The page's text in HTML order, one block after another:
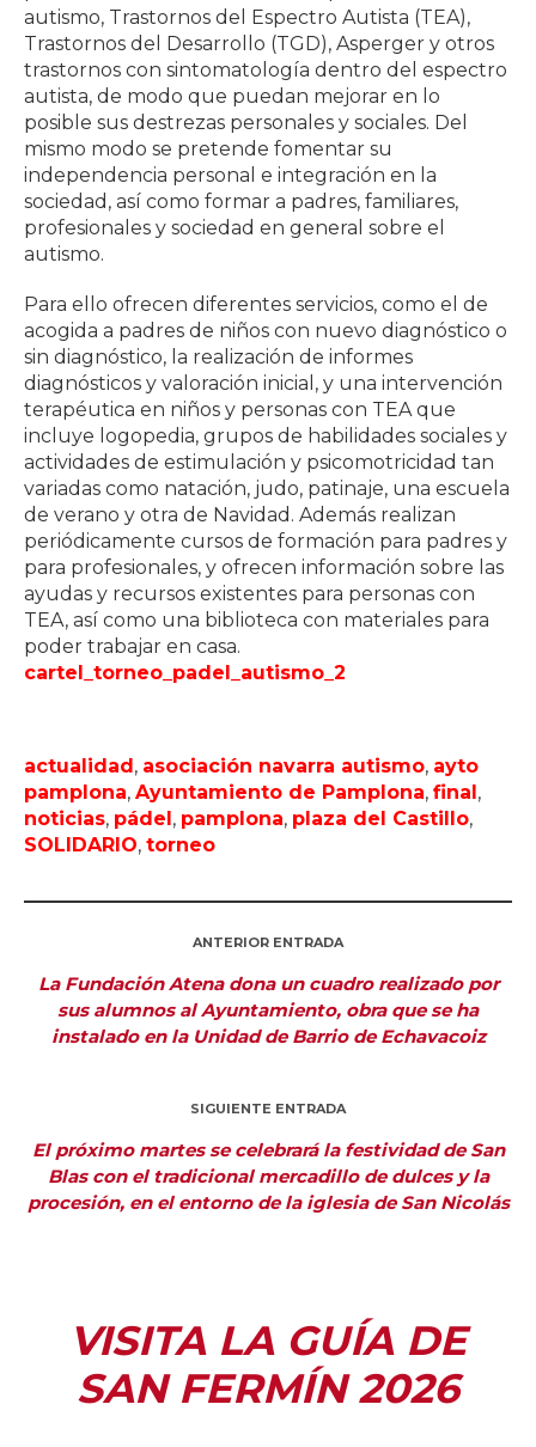
autismo, Trastornos del Espectro Autista (TEA),
Trastornos del Desarrollo (TGD), Asperger y otros
trastornos con sintomatología dentro del espectro
autista, de modo que puedan mejorar en lo
posible sus destrezas personales y sociales. Del
mismo modo se pretende fomentar su
independencia personal e integración en la
sociedad, así como formar a padres, familiares,
profesionales y sociedad en general sobre el
autismo.
Para ello ofrecen diferentes servicios, como el de
acogida a padres de niños con nuevo diagnóstico o
sin diagnóstico, la realización de informes
diagnósticos y valoración inicial, y una intervención
terapéutica en niños y personas con TEA que
incluye logopedia, grupos de habilidades sociales y
actividades de estimulación y psicomotricidad tan
variadas como natación, judo, patinaje, una escuela
de verano y otra de Navidad. Además realizan
periódicamente cursos de formación para padres y
para profesionales, y ofrecen información sobre las
ayudas y recursos existentes para personas con
TEA, así como una biblioteca con materiales para
poder trabajar en casa.
cartel_torneo_padel_autismo_2
actualidad , asociación navarra autismo, ayto
pamplona, Ayuntamiento de Pamplona, final ,
noticias, pádel , pamplona, plaza del Castillo,
SOLIDARIO, torneo
ANTERIOR ENTRADA
La Fundación Atena dona un cuadro realizado por
sus alumnos al Ayuntamiento, obra que se ha
instalado en la Unidad de Barrio de Echavacoiz
SIGUIENTE ENTRADA
El próximo martes se celebrará la festividad de San
Blas con el tradicional mercadillo de dulces y la
procesión, en el entorno de la iglesia de San Nicolás
VISITA LA GUÍA DE
SAN FERMÍN 2026